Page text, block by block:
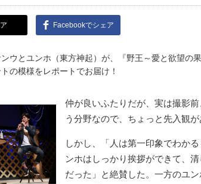
Facebookでシェア
ウとユンホ（東方神起）が、『野王～愛と欲望の
の模様をレポートでお届け！
仲が良いふたりだが、実は撮影
う分野なので、ちょっと先入観が
しかし、「人は第一印象でわか
ンホはしっかり挨拶ができて、
だった」と絶賛した。一方のユ